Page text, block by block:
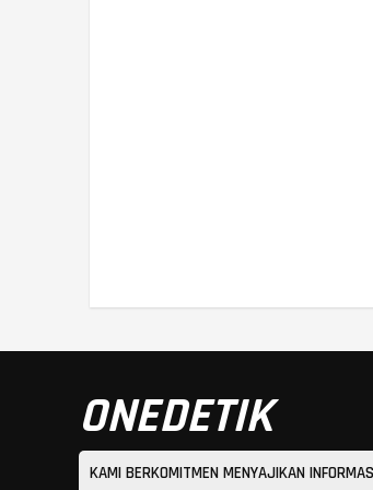
ONEDETIK
KAMI BERKOMITMEN MENYAJIKAN